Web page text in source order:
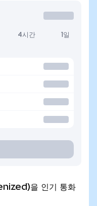
4시간 1일
을 인기 통화